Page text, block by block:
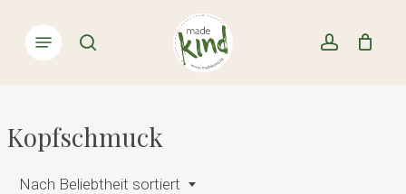
main
account
Menu
Cart Close
Cart
Kopfschmuck
Nach Beliebtheit sortiert